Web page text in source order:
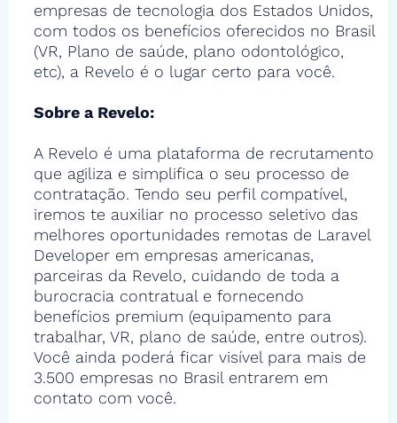
empresas de tecnologia dos Estados Unidos,
com todos os benefícios oferecidos no Brasil
(VR, Plano de saúde, plano odontológico,
etc), a Revelo é o lugar certo para você.
Sobre a Revelo:
A Revelo é uma plataforma de recrutamento
que agiliza e simplifica o seu processo de
contratação. Tendo seu perfil compatível,
iremos te auxiliar no processo seletivo das
melhores oportunidades remotas de Laravel
Developer em empresas americanas,
parceiras da Revelo, cuidando de toda a
burocracia contratual e fornecendo
benefícios premium (equipamento para
trabalhar, VR, plano de saúde, entre outros).
Você ainda poderá ficar visível para mais de
3.500 empresas no Brasil entrarem em
contato com você.